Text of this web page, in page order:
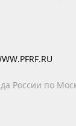
России по